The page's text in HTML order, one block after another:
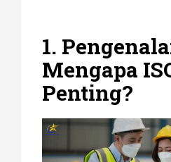
1.
Mengapa
Penting?